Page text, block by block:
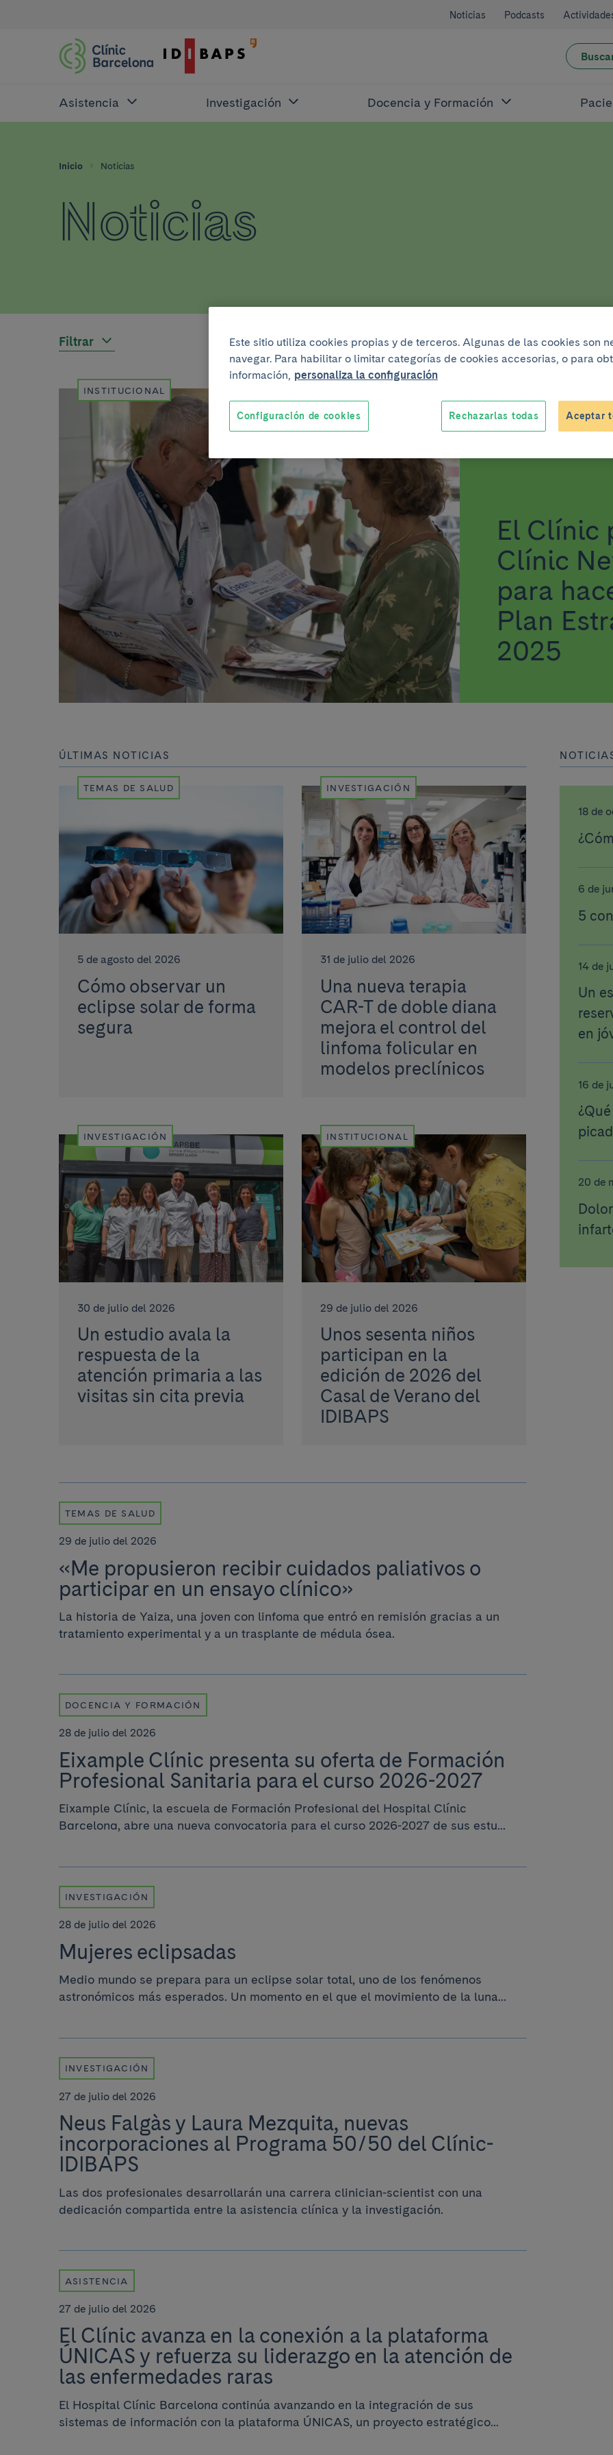
Noticias Podcasts
Asistencia Investigación Docencia y Formación
Inicio Noticias
Noticias
Filtrar
INSTITUCIONAL
16 de julio del 2026
El Clínic
Clínic
para
Plan
2025
ÚLTIMAS NOTICIAS
TEMAS DE SALUD
5 de agosto del 2026
Cómo observar un
eclipse solar de forma
segura
INVESTIGACIÓN
31 de julio del 2026
Una nueva terapia
CAR-T de doble diana
mejora el control del
linfoma folicular en
modelos preclínicos
INVESTIGACIÓN
30 de julio del 2026
Un estudio avala la
respuesta de la
atención primaria a las
visitas sin cita previa
INSTITUCIONAL
29 de julio del 2026
Unos sesenta niños
participan en la
edición de 2026 del
Casal de Verano del
IDIBAPS
TEMAS DE SALUD
29 de julio del 2026
«Me propusieron recibir cuidados paliativos o
participar en un ensayo clínico»
La historia de Yaiza, una joven con linfoma que entró en remisión gracias a un
tratamiento experimental y a un trasplante de médula ósea.
DOCENCIA Y FORMACIÓN
28 de julio del 2026
Eixample Clínic presenta su oferta de Formación
Profesional Sanitaria para el curso 2026-2027
Eixample Clínic, la escuela de Formación Profesional del Hospital Clínic
Barcelona, abre una nueva convocatoria para el curso 2026-2027 de sus estu...
INVESTIGACIÓN
28 de julio del 2026
Mujeres eclipsadas
Medio mundo se prepara para un eclipse solar total, uno de los fenómenos
astronómicos más esperados. Un momento en el que el movimiento de la luna...
INVESTIGACIÓN
27 de julio del 2026
Neus Falgàs y Laura Mezquita, nuevas
incorporaciones al Programa 50/50 del Clínic-
IDIBAPS
Las dos profesionales desarrollarán una carrera clinician-scientist con una
dedicación compartida entre la asistencia clínica y la investigación.
ASISTENCIA
27 de julio del 2026
El Clínic avanza en la conexión a la plataforma
ÚNICAS y refuerza su liderazgo en la atención de
las enfermedades raras
El Hospital Clínic Barcelona continúa avanzando en la integración de sus
sistemas de información con la plataforma ÚNICAS, un proyecto estratégico...
18 de
6 de
5
14 de
Un
en
16 de
20 de
Este sitio utiliza cookies propias y de terceros. Algunas de las cookies son
navegar. Para habilitar o limitar categorías de cookies accesorias, o para
información, personaliza la configuración
Rechazarlas todas Aceptar
Configuración de cookies